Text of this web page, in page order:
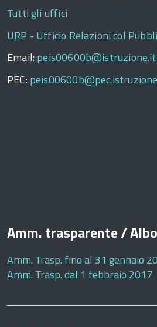
Tutti gli uffici
URP - Ufficio Relazioni col
Email: peis00600b@istruzione.it
PEC:
Amm. trasparente /
Amm. Trasp. fino al 31 gennaio
Amm. Trasp. dal 1 febbraio 2017